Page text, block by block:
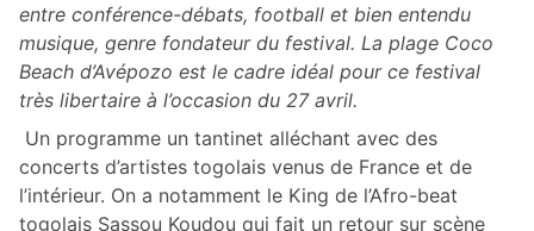
entre conférence-débats, football et bien entendu
musique, genre fondateur du festival. La plage Coco
Beach d’Avépozo est le cadre idéal pour ce festival
très libertaire à l’occasion du 27 avril.
Un programme un tantinet alléchant avec des
concerts d’artistes togolais venus de France et de
l’intérieur. On a notamment le King de l’Afro-beat
togolais Sassou Koudou qui fait un retour sur scène